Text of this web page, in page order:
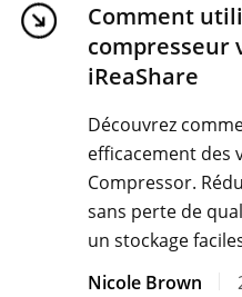
Comment
compresseur
iReaShare
Découvrez
efficacement des
Compressor.
sans perte de
un stockage
Nicole Brown